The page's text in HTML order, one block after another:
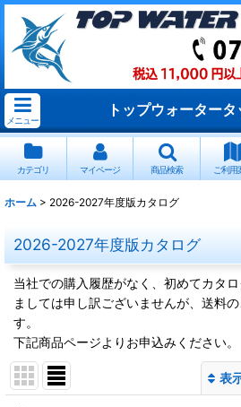
メニュー
トップウォーター
カテゴリ マイページ 商品検索 ご利用
ホーム > 2026-2027年度版カタログ
2026-2027年度版カタログ
当社での購入履歴がなく、初めてカタ
ましては申し訳ございませんが、送料
す。
下記商品ページよりお申込みください。
表